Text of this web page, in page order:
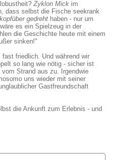
Zyklon Mick im
dass selbst die Fische seekrank
kopfüber gedreht haben - nur um
es ein Spielzeug in der
die Geschichte heute mit einem
sinken!"
friedlich. Und während wir
so lang wie nötig - sicher ist
Strand aus zu. Irgendwie
uns wieder mit seiner
Gastfreundschaft
die Ankunft zum Erlebnis - und